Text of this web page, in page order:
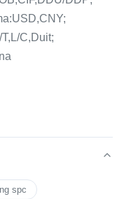
C,Duit;
spc